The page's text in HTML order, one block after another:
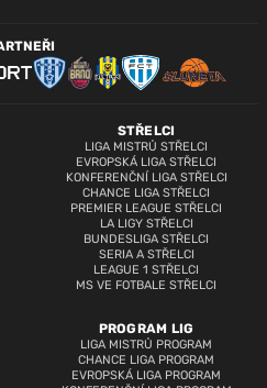
STŘELCI
LIGA MISTRŮ STŘELCI
EVROPSKÁ LIGA STŘELCI
KONFERENČNÍ LIGA STŘELCI
CHANCE LIGA STŘELCI
PREMIER LEAGUE STŘELCI
LA LIGY STŘELCI
BUNDESLIGA STŘELCI
SERIA A STŘELCI
LEAGUE 1 STŘELCI
MS VE FOTBALE STŘELCI
PROGRAM LIG
LIGA MISTRŮ PROGRAM
CHANCE LIGA PROGRAM
EVROPSKÁ LIGA PROGRAM